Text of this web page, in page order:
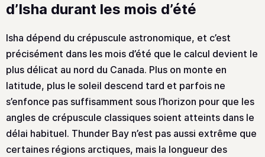
d’Isha durant les mois d’été
Isha dépend du crépuscule astronomique, et c’est
précisément dans les mois d’été que le calcul devient le
plus délicat au nord du Canada. Plus on monte en
latitude, plus le soleil descend tard et parfois ne
s’enfonce pas suffisamment sous l’horizon pour que les
angles de crépuscule classiques soient atteints dans le
délai habituel. Thunder Bay n’est pas aussi extrême que
certaines régions arctiques, mais la longueur des